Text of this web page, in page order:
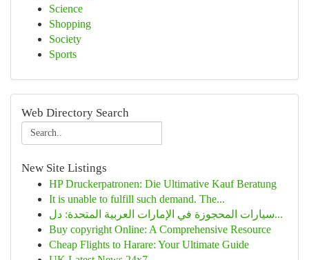
Science
Shopping
Society
Sports
Web Directory Search
New Site Listings
HP Druckerpatronen: Die Ultimative Kauf Beratung
It is unable to fulfill such demand. The...
سيارات المحجوزة في الإمارات العربية المتحدة: دل...
Buy copyright Online: A Comprehensive Resource
Cheap Flights to Harare: Your Ultimate Guide